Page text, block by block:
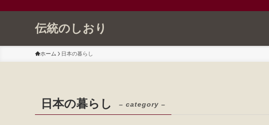
伝統のしおり
ホーム 日本の暮らし
日本の暮らし – category –